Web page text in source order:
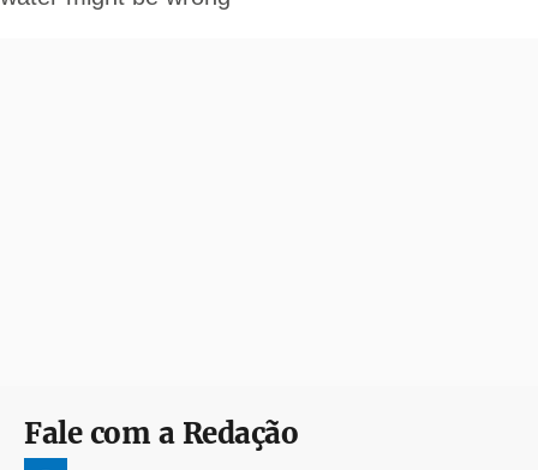
Fale com a Redação